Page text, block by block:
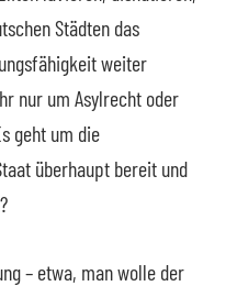
Städten das
weiter
nur um Asylrecht oder
geht um die
überhaupt bereit und
– etwa, man wolle der